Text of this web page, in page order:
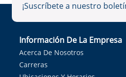
¡Suscríbete a nuestro
Información De La Empresa
Acerca De Nosotros
Carreras